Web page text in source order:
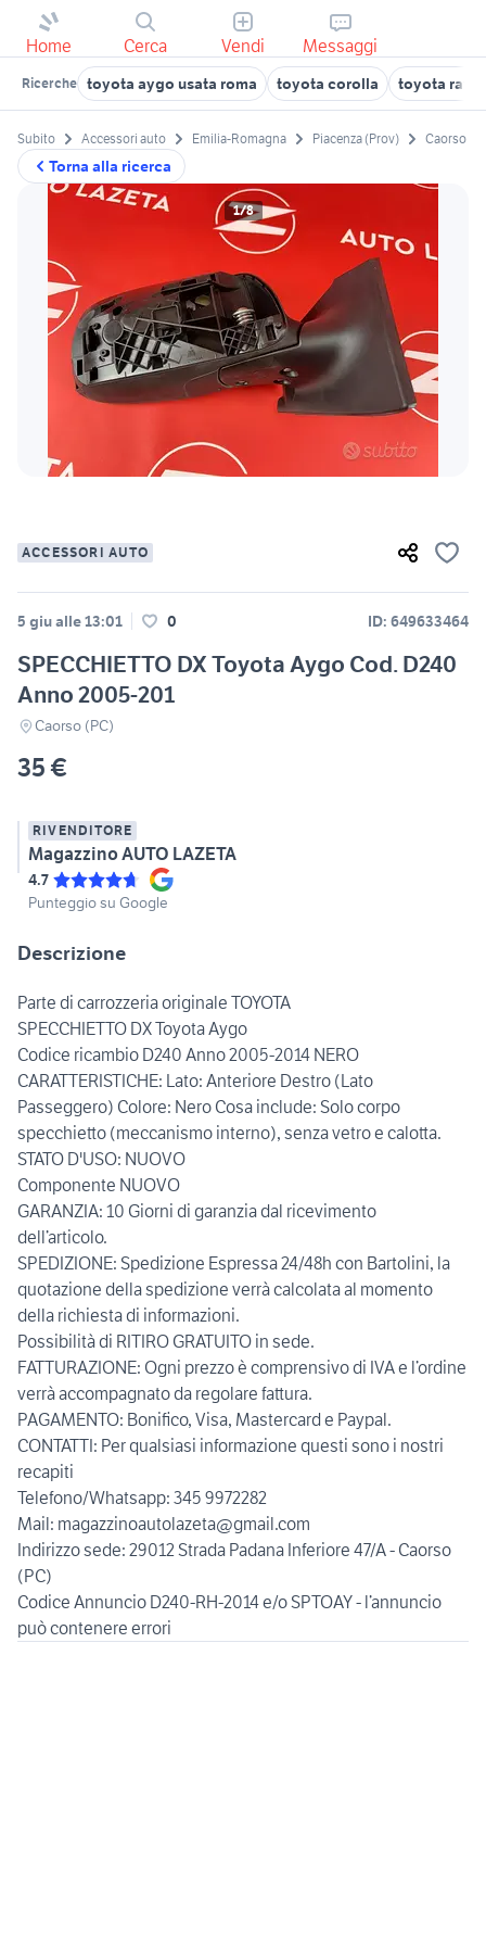
Home Cerca Vendi Messaggi
Ricerche toyota aygo usata roma toyota corolla toyota rav4
Torna alla ricerca
Subito Accessori auto Emilia-Romagna Piacenza (Prov) Caorso
1/8
ACCESSORI AUTO
5 giu alle 13:01 0 ID: 649633464
SPECCHIETTO DX Toyota Aygo Cod. D240
Anno 2005-201
Caorso (PC)
35 €
RIVENDITORE
Magazzino AUTO LAZETA
4.7
Punteggio su Google
Descrizione
Parte di carrozzeria originale TOYOTA
SPECCHIETTO DX Toyota Aygo
Codice ricambio D240 Anno 2005-2014 NERO
CARATTERISTICHE: Lato: Anteriore Destro (Lato
Passeggero) Colore: Nero Cosa include: Solo corpo
specchietto (meccanismo interno), senza vetro e calotta.
STATO D'USO: NUOVO
Componente NUOVO
GARANZIA: 10 Giorni di garanzia dal ricevimento
dell’articolo.
SPEDIZIONE: Spedizione Espressa 24/48h con Bartolini, la
quotazione della spedizione verrà calcolata al momento
della richiesta di informazioni.
Possibilità di RITIRO GRATUITO in sede.
FATTURAZIONE: Ogni prezzo è comprensivo di IVA e l’ordine
verrà accompagnato da regolare fattura.
PAGAMENTO: Bonifico, Visa, Mastercard e Paypal.
CONTATTI: Per qualsiasi informazione questi sono i nostri
recapiti
Telefono/Whatsapp: 345 9972282
Mail: magazzinoautolazeta@gmail.com
Indirizzo sede: 29012 Strada Padana Inferiore 47/A - Caorso
(PC)
Codice Annuncio D240-RH-2014 e/o SPTOAY - l’annuncio